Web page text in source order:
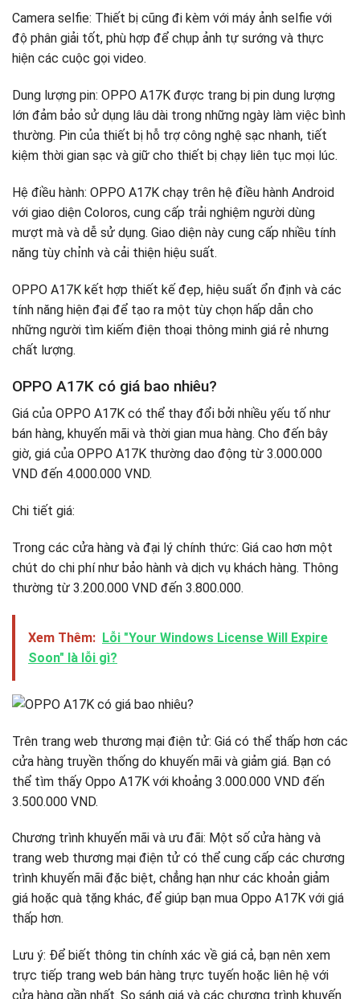
Camera selfie: Thiết bị cũng đi kèm với máy ảnh selfie với
độ phân giải tốt, phù hợp để chụp ảnh tự sướng và thực
hiện các cuộc gọi video.
Dung lượng pin: OPPO A17K được trang bị pin dung lượng
lớn đảm bảo sử dụng lâu dài trong những ngày làm việc bình
thường. Pin của thiết bị hỗ trợ công nghệ sạc nhanh, tiết
kiệm thời gian sạc và giữ cho thiết bị chạy liên tục mọi lúc.
Hệ điều hành: OPPO A17K chạy trên hệ điều hành Android
với giao diện Coloros, cung cấp trải nghiệm người dùng
mượt mà và dễ sử dụng. Giao diện này cung cấp nhiều tính
năng tùy chỉnh và cải thiện hiệu suất.
OPPO A17K kết hợp thiết kế đẹp, hiệu suất ổn định và các
tính năng hiện đại để tạo ra một tùy chọn hấp dẫn cho
những người tìm kiếm điện thoại thông minh giá rẻ nhưng
chất lượng.
OPPO A17K có giá bao nhiêu?
Giá của OPPO A17K có thể thay đổi bởi nhiều yếu tố như
bán hàng, khuyến mãi và thời gian mua hàng. Cho đến bây
giờ, giá của OPPO A17K thường dao động từ 3.000.000
VND đến 4.000.000 VND.
Chi tiết giá:
Trong các cửa hàng và đại lý chính thức: Giá cao hơn một
chút do chi phí như bảo hành và dịch vụ khách hàng. Thông
thường từ 3.200.000 VND đến 3.800.000.
Xem Thêm: Lỗi "Your Windows License Will Expire
Soon" là lỗi gì?
Trên trang web thương mại điện tử: Giá có thể thấp hơn các
cửa hàng truyền thống do khuyến mãi và giảm giá. Bạn có
thể tìm thấy Oppo A17K với khoảng 3.000.000 VND đến
3.500.000 VND.
Chương trình khuyến mãi và ưu đãi: Một số cửa hàng và
trang web thương mại điện tử có thể cung cấp các chương
trình khuyến mãi đặc biệt, chẳng hạn như các khoản giảm
giá hoặc quà tặng khác, để giúp bạn mua Oppo A17K với giá
thấp hơn.
Lưu ý: Để biết thông tin chính xác về giá cả, bạn nên xem
trực tiếp trang web bán hàng trực tuyến hoặc liên hệ với
cửa hàng gần nhất. So sánh giá và các chương trình khuyến